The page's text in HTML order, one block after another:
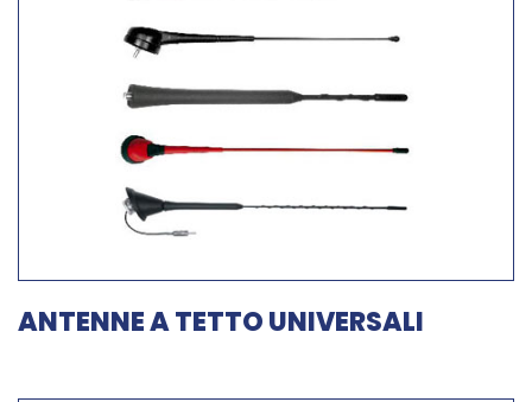
ANTENNE A TETTO UNIVERSALI